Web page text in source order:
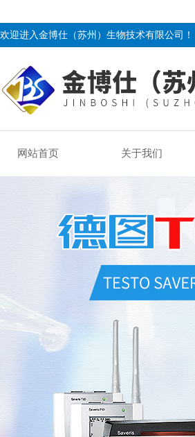
欢迎进入金博仕（苏州）生物技术有限公司！
网站首页 关于我们